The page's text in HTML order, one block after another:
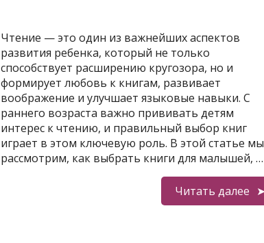
Чтение — это один из важнейших аспектов
развития ребенка, который не только
способствует расширению кругозора, но и
формирует любовь к книгам, развивает
воображение и улучшает языковые навыки. С
раннего возраста важно прививать детям
интерес к чтению, и правильный выбор книг
играет в этом ключевую роль. В этой статье мы
рассмотрим, как выбрать книги для малышей, …
Читать далее